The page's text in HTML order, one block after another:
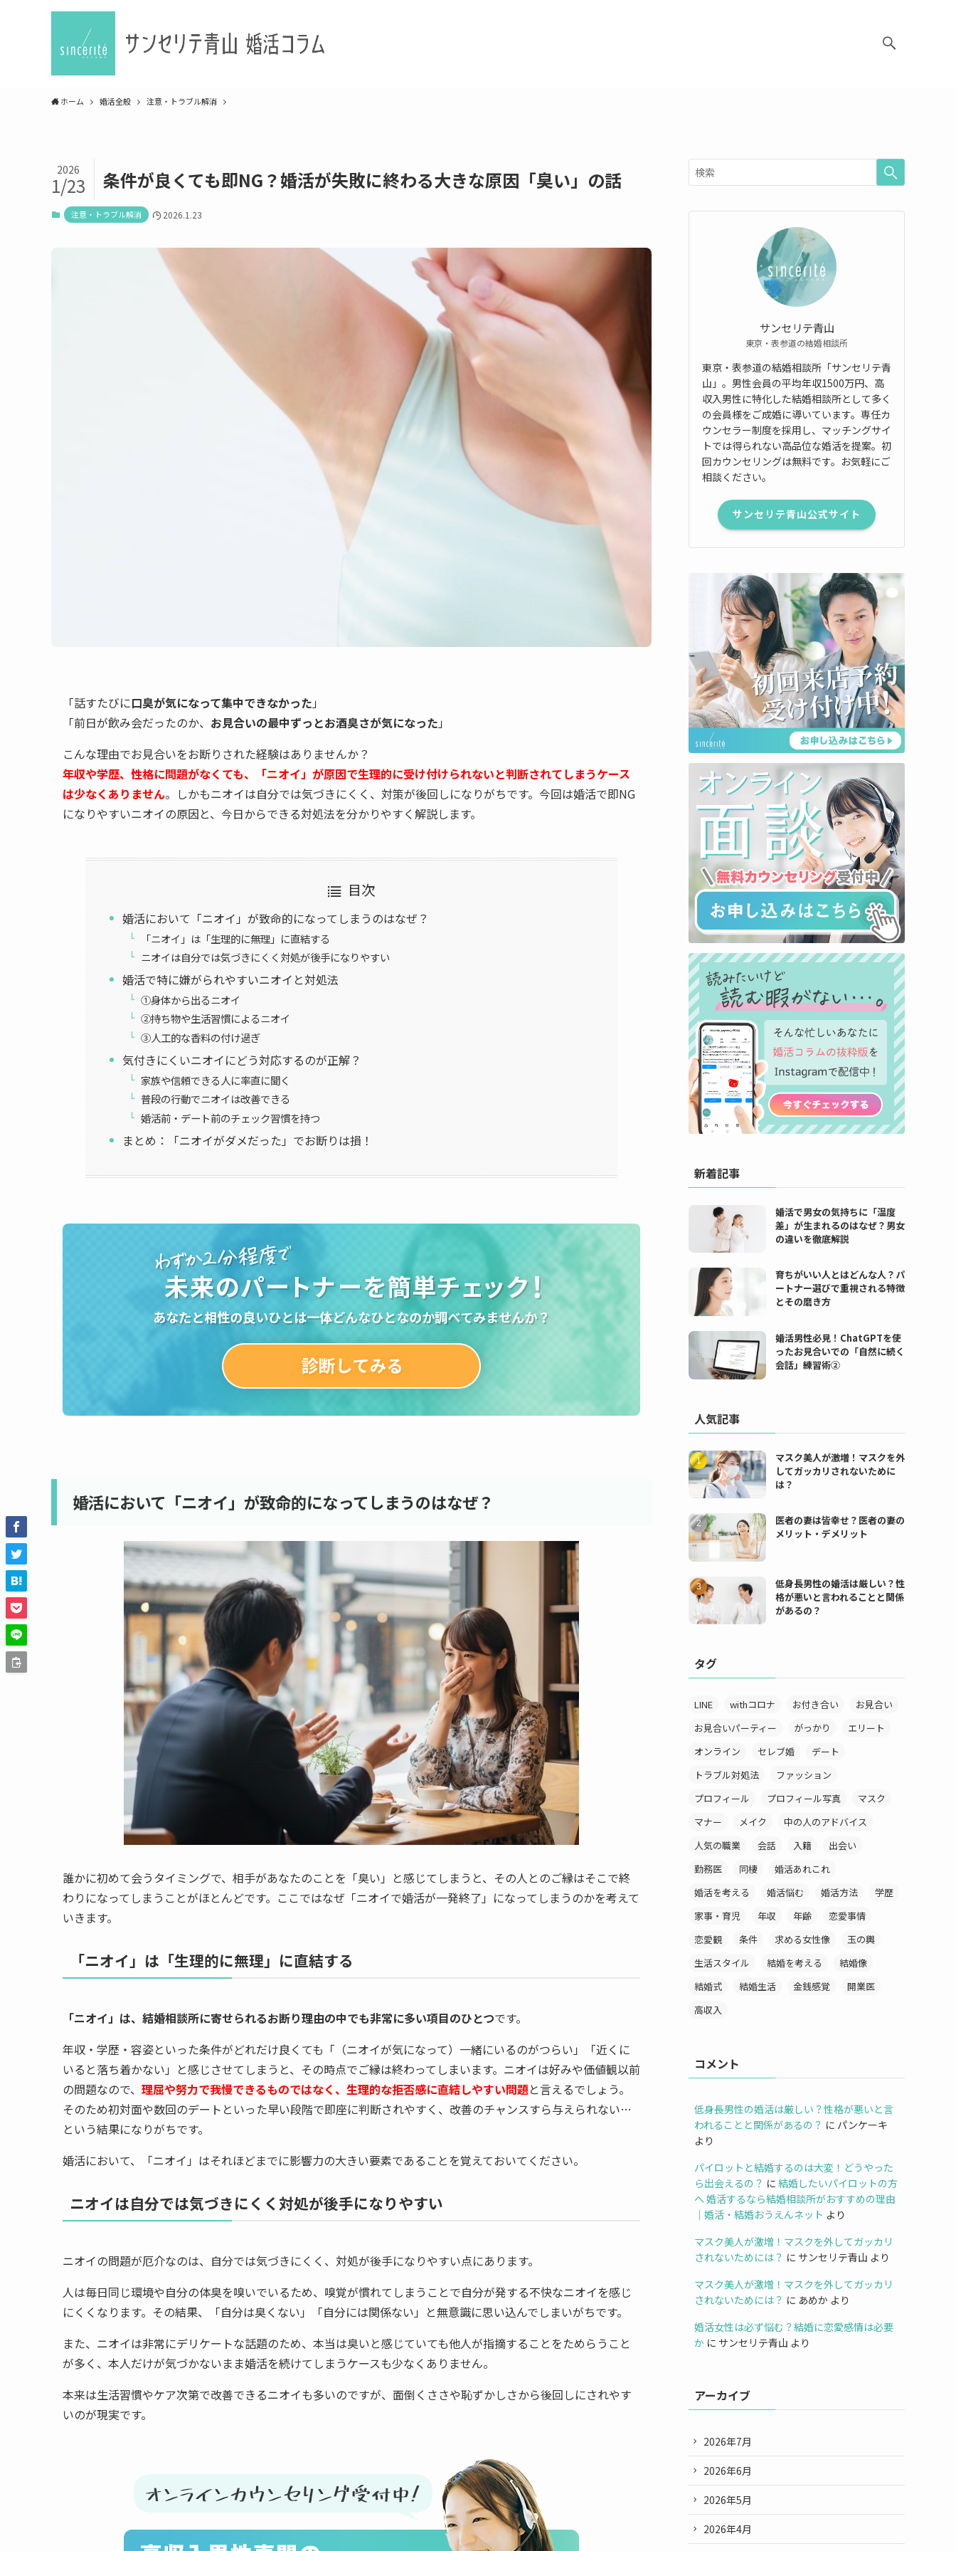
ホーム 婚活全般 注意・トラブル解消
条件が良くても即NG？婚活が失敗に終わる大きな原因「臭い」の話
2026
1/23
注意・トラブル解消 2026.1.23
「話すたびに口臭が気になって集中できなかった 」
「前日が飲み会だったのか、 お見合いの最中ずっとお酒臭さが気になった 」
こんな理由でお見合いをお断りされた経験はありませんか？
年収や学歴、性格に問題がなくても、「ニオイ」が原因で生理的に受け付けられないと判断されてしまうケース
は少なくありません。しかもニオイは自分では気づきにくく、対策が後回しになりがちです。今回は婚活で即NG
になりやすいニオイの原因と、今日からできる対処法を分かりやすく解説します。
目次
婚活において「ニオイ」が致命的になってしまうのはなぜ？
「ニオイ」は「生理的に無理」に直結する
ニオイは自分では気づきにくく対処が後手になりやすい
婚活で特に嫌がられやすいニオイと対処法
①身体から出るニオイ
②持ち物や生活習慣によるニオイ
③人工的な香料の付け過ぎ
気付きにくいニオイにどう対応するのが正解？
家族や信頼できる人に率直に聞く
普段の行動でニオイは改善できる
婚活前・デート前のチェック習慣を持つ
まとめ：「ニオイがダメだった」でお断りは損！
婚活において「ニオイ」が致命的になってしまうのはなぜ？
誰かに初めて会うタイミングで、相手があなたのことを「臭い」と感じてしまうと、その人とのご縁はそこで終
わりになってしまうことがほとんどです。ここではなぜ「ニオイで婚活が一発終了」になってしまうのかを考えて
いきます。
「ニオイ」は「生理的に無理」に直結する
「ニオイ」は、結婚相談所に寄せられるお断り理由の中でも非常に多い項目のひとつです。
年収・学歴・容姿といった条件がどれだけ良くても「（ニオイが気になって）一緒にいるのがつらい」「近くに
いると落ち着かない」と感じさせてしまうと、その時点でご縁は終わってしまいます。ニオイは好みや価値観以前
の問題なので、 理屈や努力で我慢できるものではなく、生理的な拒否感に直結しやすい問題と言えるでしょう。
そのため初対面や数回のデートといった早い段階で即座に判断されやすく、改善のチャンスすら与えられない…
という結果になりがちです。
婚活において、「ニオイ」はそれほどまでに影響力の大きい要素であることを覚えておいてください。
ニオイは自分では気づきにくく対処が後手になりやすい
ニオイの問題が厄介なのは、自分では気づきにくく、対処が後手になりやすい点にあります。
人は毎日同じ環境や自分の体臭を嗅いでいるため、嗅覚が慣れてしまうことで自分が発する不快なニオイを感じ
にくくなります。その結果、「自分は臭くない」「自分には関係ない」と無意識に思い込んでしまいがちです。
また、ニオイは非常にデリケートな話題のため、本当は臭いと感じていても他人が指摘することをためらうこと
が多く、本人だけが気づかないまま婚活を続けてしまうケースも少なくありません。
本来は生活習慣やケア次第で改善できるニオイも多いのですが、面倒くささや恥ずかしさから後回しにされやす
いのが現実です。
サンセリテ青山
東京・表参道の結婚相談所
東京・表参道の結婚相談所「サンセリテ青
山」。男性会員の平均年収1500万円、高
収入男性に特化した結婚相談所として多く
の会員様をご成婚に導いています。専任カ
ウンセラー制度を採用し、マッチングサイ
トでは得られない高品位な婚活を提案。初
回カウンセリングは無料です。お気軽にご
相談ください。
サンセリテ青山公式サイト
新着記事
婚活で男女の気持ちに「温度
差」が生まれるのはなぜ？男女
の違いを徹底解説
育ちがいい人とはどんな人？パ
ートナー選びで重視される特徴
とその磨き方
婚活男性必見！ChatGPTを使
ったお見合いでの「自然に続く
会話」練習術②
人気記事
マスク美人が激増！マスクを外
してガッカリされないために
は？
医者の妻は皆幸せ？医者の妻の
メリット・デメリット
低身長男性の婚活は厳しい？性
格が悪いと言われることと関係
があるの？
タグ
LINE withコロナ お付き合い
お見合い
お見合いパーティー
がっかり
エリート
オンライン
セレブ婚
デート
トラブル対処法
ファッション
プロフィール
プロフィール写真
マスク
マナー
メイク
中の人のアドバイス
人気の職業
会話 入籍
出会い
勤務医
同棲
婚活あれこれ
婚活を考える
婚活悩む 婚活方法
学歴
家事・育児
年収 年齢
恋愛事情
恋愛観
条件 求める女性像
玉の輿
生活スタイル
結婚を考える
結婚像
結婚式
結婚生活 金銭感覚
開業医
高収入
コメント
低身長男性の婚活は厳しい？性格が悪いと言
われることと関係があるの？ に パンケーキ
より
パイロットと結婚するのは大変！どうやった
ら出会えるの？ に 結婚したいパイロットの方
へ 婚活するなら結婚相談所がおすすめの理由
｜婚活・結婚おうえんネット より
マスク美人が激増！マスクを外してガッカリ
されないためには？ に サンセリテ青山 より
マスク美人が激増！マスクを外してガッカリ
されないためには？ に あめか より
婚活女性は必ず悩む？結婚に恋愛感情は必要
か に サンセリテ青山 より
アーカイブ
2026年7月
2026年6月
2026年5月
2026年4月